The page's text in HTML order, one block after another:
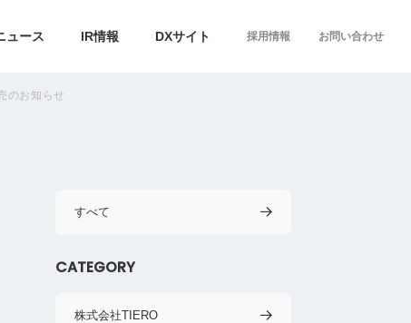
ュース IR情報 DXサイト 採用情報 お問い合わせ
のお知らせ
すべて
CATEGORY
株式会社TIERO